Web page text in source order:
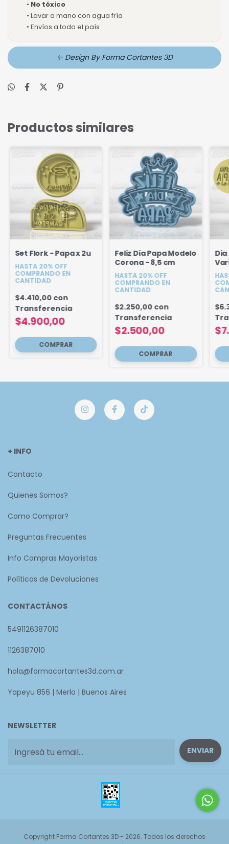
• No tóxico
• Lavar a mano con agua fría
• Envíos a todo el país
✨ Design By Forma Cortantes 3D
Productos similares
Set Flork - Papa x 2u
HASTA 20% OFF
COMPRANDO EN
CANTIDAD
$4.900,00
$4.410,00 con
Transferencia
Feliz Dia Papa Modelo
Corona - 8,5 cm
HASTA 20% OFF
COMPRANDO EN
CANTIDAD
$2.500,00
$2.250,00 con
Transferencia
+ INFO
Contacto
Quienes Somos?
Como Comprar?
Preguntas Frecuentes
Info Compras Mayoristas
Políticas de Devoluciones
CONTACTÁNOS
5491126387010
1126387010
hola@formacortantes3d.com.ar
Yapeyu 856 | Merlo | Buenos Aires
NEWSLETTER
Copyright Forma Cortantes 3D - 2026. Todos los derechos